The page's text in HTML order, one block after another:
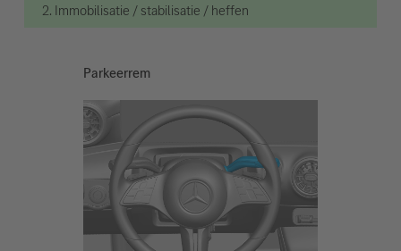
2. Immobilisatie / stabilisatie / heffen
Parkeerrem